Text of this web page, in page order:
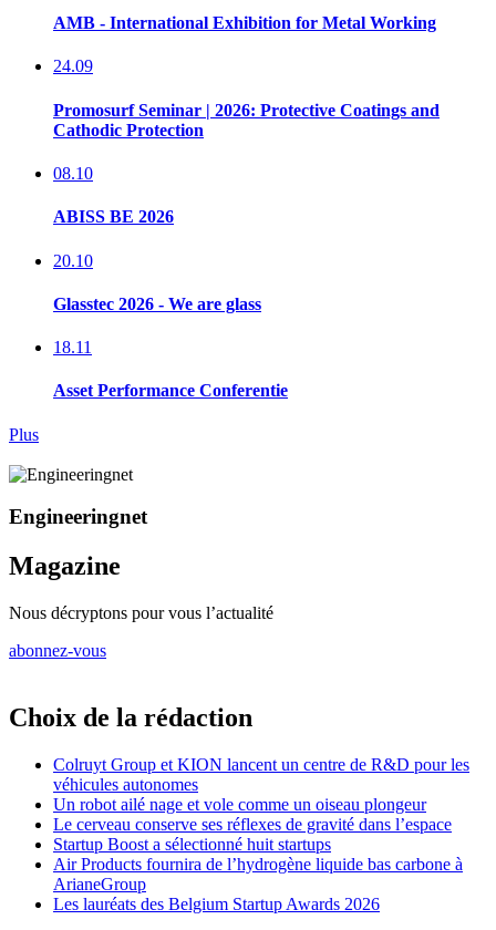
AMB - International Exhibition for Metal Working
24.09
Promosurf Seminar | 2026: Protective Coatings and
Cathodic Protection
08.10
ABISS BE 2026
20.10
Glasstec 2026 - We are glass
18.11
Asset Performance Conferentie
Plus
Engineeringnet
Magazine
Nous décryptons pour vous l’actualité
abonnez-vous
Choix de la rédaction
Colruyt Group et KION lancent un centre de R&D pour les
véhicules autonomes
Un robot ailé nage et vole comme un oiseau plongeur
Le cerveau conserve ses réflexes de gravité dans l’espace
Startup Boost a sélectionné huit startups
Air Products fournira de l’hydrogène liquide bas carbone à
ArianeGroup
Les lauréats des Belgium Startup Awards 2026